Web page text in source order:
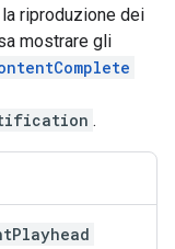
riproduzione dei
mostrare gli
.